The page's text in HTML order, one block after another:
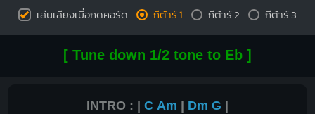
เล่นเสียงเมื่อกดคอร์ด กีต้าร์ 1 กีต้าร์ 2 กีต้าร์ 3
[ Tune down 1/2 tone to Eb ]
INTRO : | C Am | Dm G |